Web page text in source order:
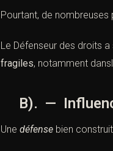
Pourtant, de nombreuses
Le Défenseur des droits
fragiles, notamment
B). —
Une défense bien